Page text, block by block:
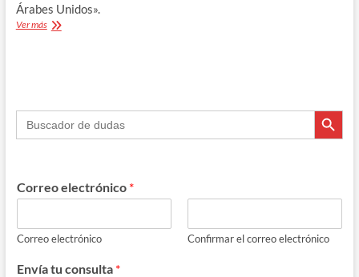
Árabes Unidos».
Ver más«la
Buscar: Botón de
Correo electrónico *
Correo electrónico Confirmar el correo electrónico
Envía tu consulta *